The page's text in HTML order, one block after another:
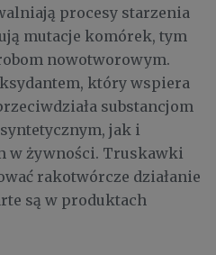
procesy starzenia
mutacje komórek, tym
nowotworowym.
który wspiera
substancjom
jak i
w żywności. Truskawki
rakotwórcze działanie
są w produktach